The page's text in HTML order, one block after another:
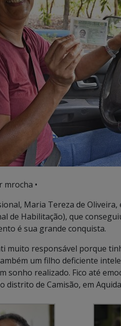
mrocha •
Maria Tereza de
de Habilitação), que
é sua grande conquista.
muito responsável porque
um filho deficiente
sonho realizado. Fico até
distrito de Camisão, em